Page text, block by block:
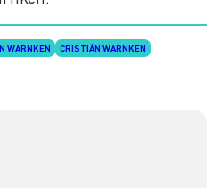
WARNKEN CRISTIÁN WARNKEN